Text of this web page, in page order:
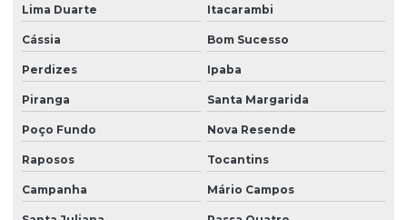
Lima Duarte Itacarambi
Cássia Bom Sucesso
Perdizes Ipaba
Piranga Santa Margarida
Poço Fundo Nova Resende
Raposos Tocantins
Campanha Mário Campos